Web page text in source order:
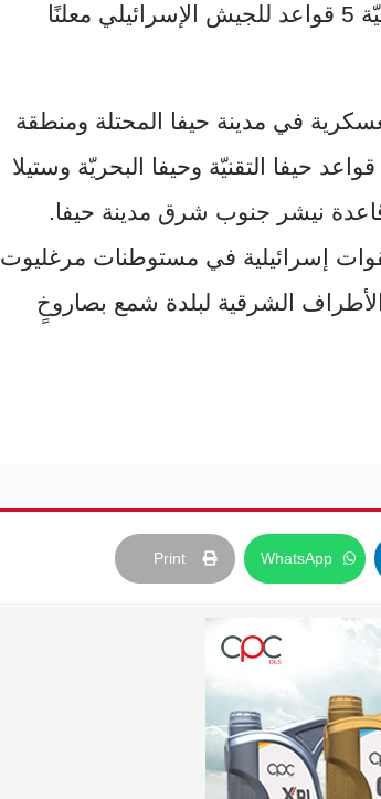
استهدف حزب الله اللبناني بصواريخ نوعيّة 5 قواعد للجيش الإسرائيلي معلنًا
في مدينة حيفا المحتلة ومنطقة
حيفا التقنيّة وحيفا البحريّة وستيلا
نيشر جنوب شرق ‏مدينة حيفا.
إسرائيلية في مستوطنات مرغليوت
الأطراف الشرقية لبلدة شمع بصاروخٍ
WhatsApp
Print